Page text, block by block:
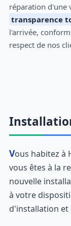
réparation d'une
transparence
l'arrivée,
respect de nos
Vous habitez à Hem dans le département du Nord et
vous êtes à la
nouvelle
à votre
d'installation et